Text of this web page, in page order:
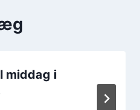
middag i